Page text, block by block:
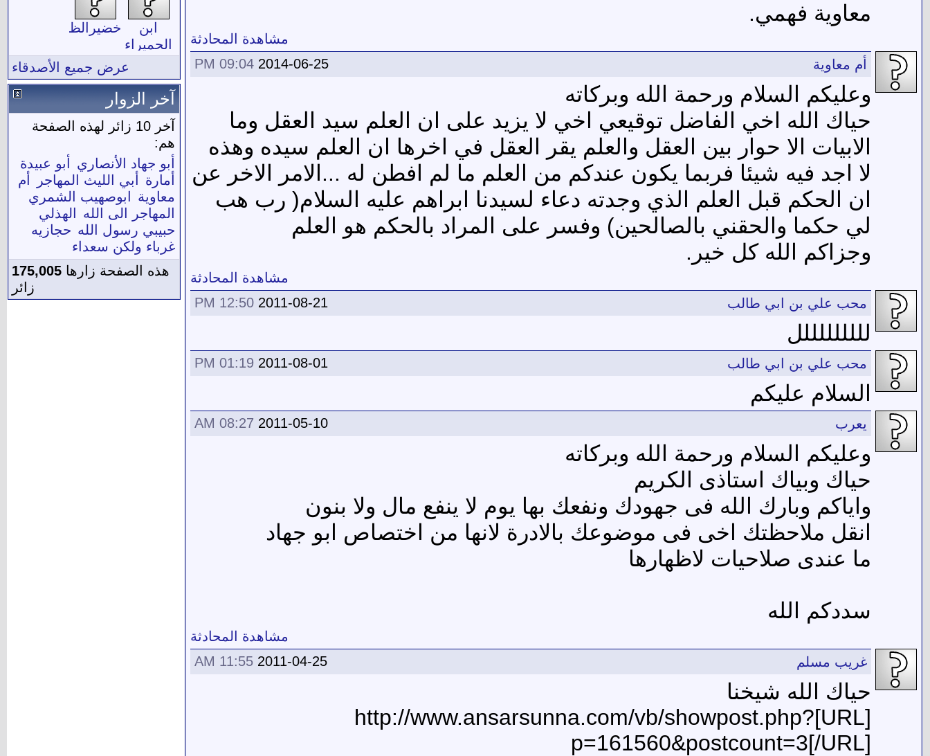
معاوية فهمي.
مشاهدة المحادثة
2014-06-25
09:04 PM أم معاوية
وعليكم السلام ورحمة الله وبركاته
حياك الله اخي الفاضل توقيعي اخي لا يزيد على ان العلم سيد العقل وما
الابيات الا حوار بين العقل والعلم يقر العقل في اخرها ان العلم سيده وهذه
لا اجد فيه شيئا فربما يكون عندكم من العلم ما لم افطن له ...الامر الاخر عن
ان الحكم قبل العلم الذي وجدته دعاء لسيدنا ابراهم عليه السلام( رب هب
لي حكما والحقني بالصالحين) وفسر على المراد بالحكم هو العلم
وجزاكم الله كل خير.
مشاهدة المحادثة
2011-08-21
12:50 PM محب علي بن ابي طالب
لللللللللل
2011-08-01
01:19 PM محب علي بن ابي طالب
السلام عليكم
2011-05-10
08:27 AM يعرب
وعليكم السلام ورحمة الله وبركاته
حياك وبياك استاذى الكريم
واياكم وبارك الله فى جهودك ونفعك بها يوم لا ينفع مال ولا بنون
انقل ملاحظتك اخى فى موضوعك بالادرة لانها من اختصاص ابو جهاد
ما عندى صلاحيات لاظهارها
سددكم الله
مشاهدة المحادثة
2011-04-25
11:55 AM غريب مسلم
حياك الله شيخنا
[URL]http://www.ansarsunna.com/vb/showpost.php?
p=161560&postcount=3[/URL]
ابن
الحميراء
خضيرالظفيري
عرض جميع الأصدقاء
آخر الزوار
آخر 10 زائر لهذه الصفحة
هم:
أبو جهاد الأنصاري
أبو عبيدة
أمارة
أبي الليث المهاجر
أم
معاوية
ابوصهيب الشمري
المهاجر الى الله
الهذلي
حبيبي رسول الله حجازيه
غرباء ولكن سعداء
هذه الصفحة زارها 175,005
زائر